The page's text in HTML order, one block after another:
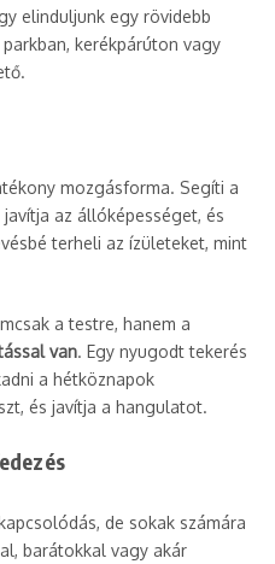
elinduljunk egy rövidebb
kerékpárúton vagy
mozgásforma. Segíti a
az állóképességet, és
terheli az ízületeket, mint
a testre, hanem a
van. Egy nyugodt tekerés
a hétköznapok
és javítja a hangulatot.
de sokak számára
barátokkal vagy akár